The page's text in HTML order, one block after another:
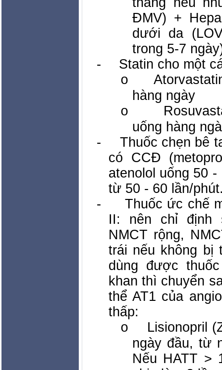
ĐMV) +
dưới da
trong 5-7
-
Statin cho một
o
hàng ngày
o
uống hàng
-
Thuốc chẹn bê
có CCĐ
atenolol uống 50
từ 50 - 60 lần/
-
Thuốc ức chế
II: nên chỉ định
NMCT rộng,
trái nếu không bị
dùng được
khan thì chuyển
thể AT1 của
thấp:
o
Lisionopril
ngày đầu, từ
Nếu HATT >